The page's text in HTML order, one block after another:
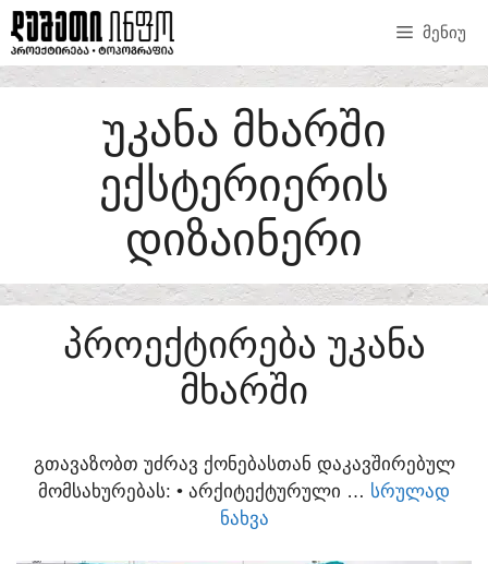
SKIP
TO
CONTENT
ᲛᲔᲜᲘᲣ
ᲣᲙᲐᲜᲐ ᲛᲮᲐᲠᲨᲘ
ᲔᲥᲡᲢᲔᲠᲘᲔᲠᲘᲡ
ᲓᲘᲖᲐᲘᲜᲔᲠᲘ
ᲞᲠᲝᲔᲥᲢᲘᲠᲔᲑᲐ ᲣᲙᲐᲜᲐ
ᲛᲮᲐᲠᲨᲘ
ᲒᲗᲐᲕᲐᲖᲝᲑᲗ ᲣᲫᲠᲐᲕ ᲥᲝᲜᲔᲑᲐᲡᲗᲐᲜ ᲓᲐᲙᲐᲕᲨᲘᲠᲔᲑᲣᲚ
ᲛᲝᲛᲡᲐᲮᲣᲠᲔᲑᲐᲡ:​ • ᲐᲠᲥᲘᲢᲔᲥᲢᲣᲠᲣᲚᲘ … ᲡᲠᲣᲚᲐᲓ
ᲜᲐᲮᲕᲐ